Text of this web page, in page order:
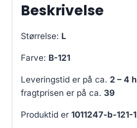
Beskrivelse
Størrelse: L
Farve: B-121
Leveringstid er på ca. 2 – 4
fragtprisen er på ca. 39
Produktid er 1011247-b-121-